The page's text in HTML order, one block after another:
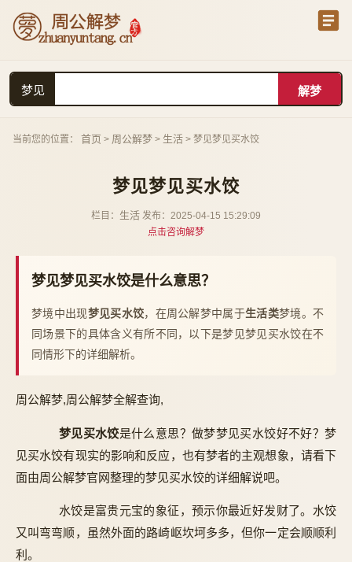
梦见
当前您的位置： 首页 > 周公解梦 > 生活 > 梦见梦见买水饺
梦见梦见买水饺
栏目： 生活 发布：2025-04-15 15:29:09
点击咨询解梦
梦见梦见买水饺是什么意思？
梦境中出现梦见买水饺，在周公解梦中属于生活类梦境。不
同场景下的具体含义有所不同，以下是梦见梦见买水饺在不
同情形下的详细解析。
周公解梦,周公解梦全解查询,
梦见买水饺是什么意思？做梦梦见买水饺好不好？梦
见买水饺有现实的影响和反应，也有梦者的主观想象，请看下
面由周公解梦官网整理的梦见买水饺的详细解说吧。
水饺是富贵元宝的象征，预示你最近好发财了。水饺
又叫弯弯顺，虽然外面的路崎岖坎坷多多，但你一定会顺顺利
利。